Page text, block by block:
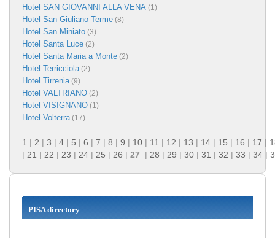
Hotel SAN GIOVANNI ALLA VENA (1)
Hotel San Giuliano Terme (8)
Hotel San Miniato (3)
Hotel Santa Luce (2)
Hotel Santa Maria a Monte (2)
Hotel Terricciola(2)
Hotel Tirrenia(9)
Hotel VALTRIANO (2)
Hotel VISIGNANO (1)
Hotel Volterra(17)
1 | 2 | 3 | 4 | 5 | 6 | 7 | 8 | 9 | 10 | 11 | 12 | 13 | 14 | 15 | 16 | 17 |
| 21 | 22 | 23 | 24 | 25 | 26 | 27 | 28 | 29 | 30 | 31 | 32 | 33 | 34 |
PISA directory